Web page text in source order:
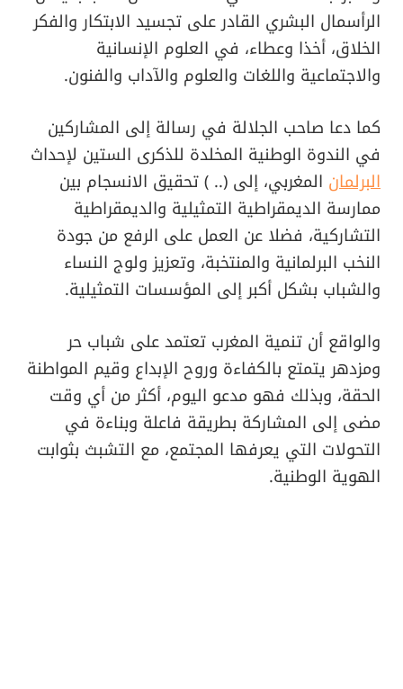
الرأسمال البشري القادر على تجسيد الابتكار والفكر
الخلاق، أخذا وعطاء، في العلوم الإنسانية
والاجتماعية واللغات والعلوم والآداب والفنون.
كما دعا صاحب الجلالة في رسالة إلى المشاركين
في الندوة الوطنية المخلدة للذكرى الستين لإحداث
البرلمان المغربي، إلى (.. ) تحقيق الانسجام بين
ممارسة الديمقراطية التمثيلية والديمقراطية
التشاركية، فضلا عن العمل على الرفع من جودة
النخب البرلمانية والمنتخبة، وتعزيز ولوج النساء
والشباب بشكل أكبر إلى المؤسسات التمثيلية.
والواقع أن تنمية المغرب تعتمد على شباب حر
ومزدهر يتمتع بالكفاءة وروح الإبداع وقيم المواطنة
الحقة، وبذلك فهو مدعو اليوم، أكثر من أي وقت
مضى إلى المشاركة بطريقة فاعلة وبناءة في
التحولات التي يعرفها المجتمع، مع التشبث بثوابت
الهوية الوطنية.